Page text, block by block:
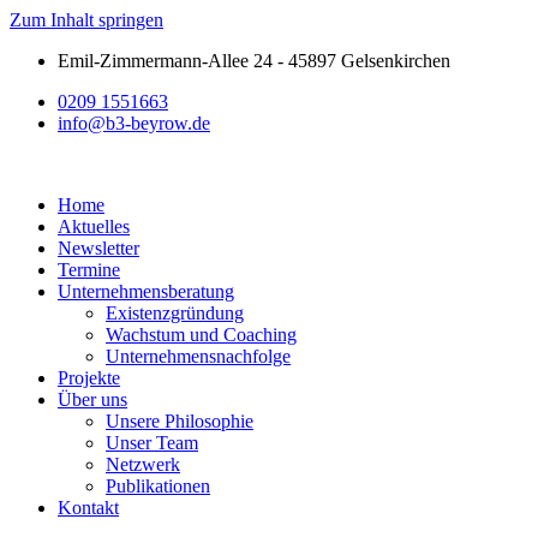
Zum Inhalt springen
Emil-Zimmermann-Allee 24 - 45897 Gelsenkirchen
0209 1551663
info@b3-beyrow.de
Home
Aktuelles
Newsletter
Termine
Unternehmensberatung
Existenzgründung
Wachstum und Coaching
Unternehmensnachfolge
Projekte
Über uns
Unsere Philosophie
Unser Team
Netzwerk
Publikationen
Kontakt